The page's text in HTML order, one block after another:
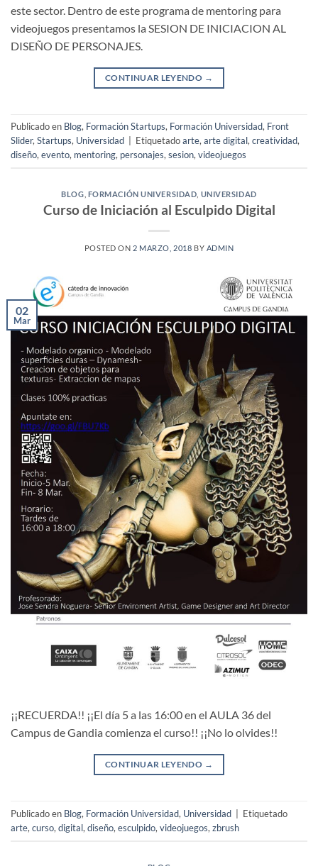
este sector. Dentro de este programa de mentoring para
videojuegos presentamos la SESION DE INICIACION AL
DISEÑO DE PERSONAJES.
CONTINUAR LEYENDO →
Publicado en Blog, Formación Startups, Formación Universidad, Front
Slider, Startups, Universidad Etiquetadoarte, arte digital, creatividad,
diseño, evento, mentoring, personajes, sesion, videojuegos
BLOG FORMACIÓN UNIVERSIDAD UNIVERSIDAD
Curso de Iniciación al Esculpido Digital
POSTED ON 2 MARZO, 2018 BY ADMIN
02
Mar
¡¡RECUERDA!! ¡¡El día 5 a las 16:00 en el AULA 36 del
Campus de Gandia comienza el curso!! ¡¡No lo olvides!!
CONTINUAR LEYENDO →
Publicado en Blog, Formación Universidad, Universidad
Etiquetado
arte, curso, digital, diseño, esculpido, videojuegos, zbrush